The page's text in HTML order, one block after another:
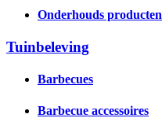
Onderhouds producten
Tuinbeleving
Barbecues
Barbecue accessoires